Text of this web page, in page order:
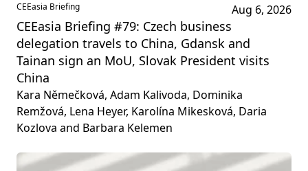
CEEasia Briefing Aug 6, 2026
CEEasia Briefing #79: Czech business
delegation travels to China, Gdansk and
Tainan sign an MoU, Slovak President visits
China
Kara Němečková, Adam Kalivoda, Dominika
Remžová, Lena Heyer, Karolína Mikesková, Daria
Kozlova and Barbara Kelemen